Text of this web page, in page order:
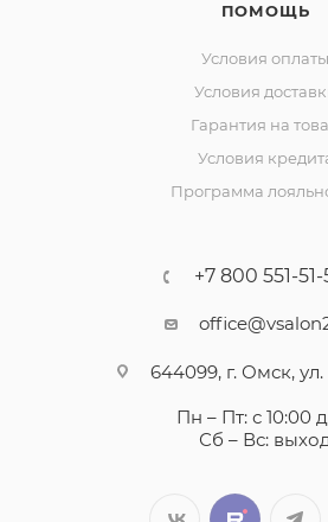
ПОМОЩЬ
Условия оплаты
Условия
Гарантия на
Условия
Программа
+7 800 551-
644099, г. Омск, ул.
Пн – Пт: с 10:00
Сб – Вс: